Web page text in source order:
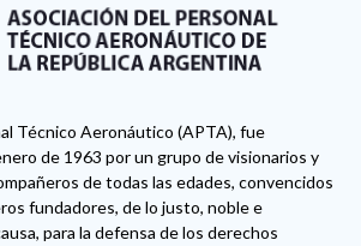
Técnico Aeronáutico (APTA), fue
de 1963 por un grupo de visionarios y
de todas las edades, convencidos
fundadores, de lo justo, noble e
para la defensa de los derechos